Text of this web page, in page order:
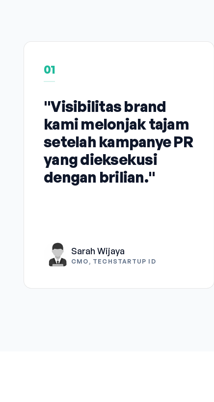
01
"Visibilitas brand
kami melonjak tajam
setelah kampanye PR
yang dieksekusi
dengan brilian."
Sarah Wijaya
CMO, TECHSTARTUP ID